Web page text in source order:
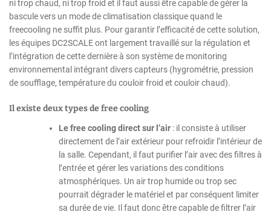
ni trop chaud, ni trop froid et il faut aussi être capable de gérer la
bascule vers un mode de climatisation classique quand le
freecooling ne suffit plus. Pour garantir l’efficacité de cette solution,
les équipes DC2SCALE ont largement travaillé sur la régulation et
l’intégration de cette dernière à son système de monitoring
environnemental intégrant divers capteurs (hygrométrie, pression
de soufflage, température du couloir froid et couloir chaud).
Il existe deux types de free cooling
Le free cooling direct sur l’air : il consiste à utiliser
directement de l’air extérieur pour refroidir l’intérieur de
la salle. Cependant, il faut purifier l’air avec des filtres à
l’entrée et gérer les variations des conditions
atmosphériques. Un air trop humide ou trop sec
pourrait dégrader le matériel et par conséquent limiter
sa durée de vie. Il faut donc être capable de filtrer l’air